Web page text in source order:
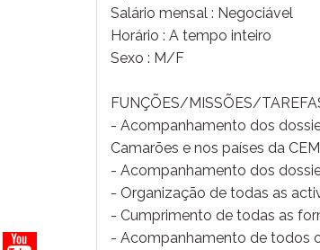
Salário mensal : Negociável
Horário : A tempo inteiro
Sexo : M/F
FUNÇÕES/MISSÕES/
- Acompanhamento dos
Camarões e nos países da
- Acompanhamento dos
- Organização de todas as
- Cumprimento de todas as
- Acompanhamento de todos